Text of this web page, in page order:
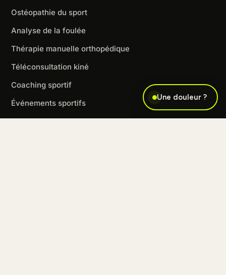
Ostéopathie du sport
Analyse de la foulée
Thérapie manuelle orthopédique
Téléconsultation kiné
Coaching sportif
Événements sportifs
Une douleur ?